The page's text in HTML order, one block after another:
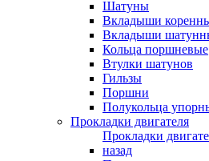
Шатуны
Вкладыши
Вкладыши
Кольца поршневые
Втулки шатунов
Гильзы
Поршни
Полукольца
Прокладки двигателя
Прокладки
назад